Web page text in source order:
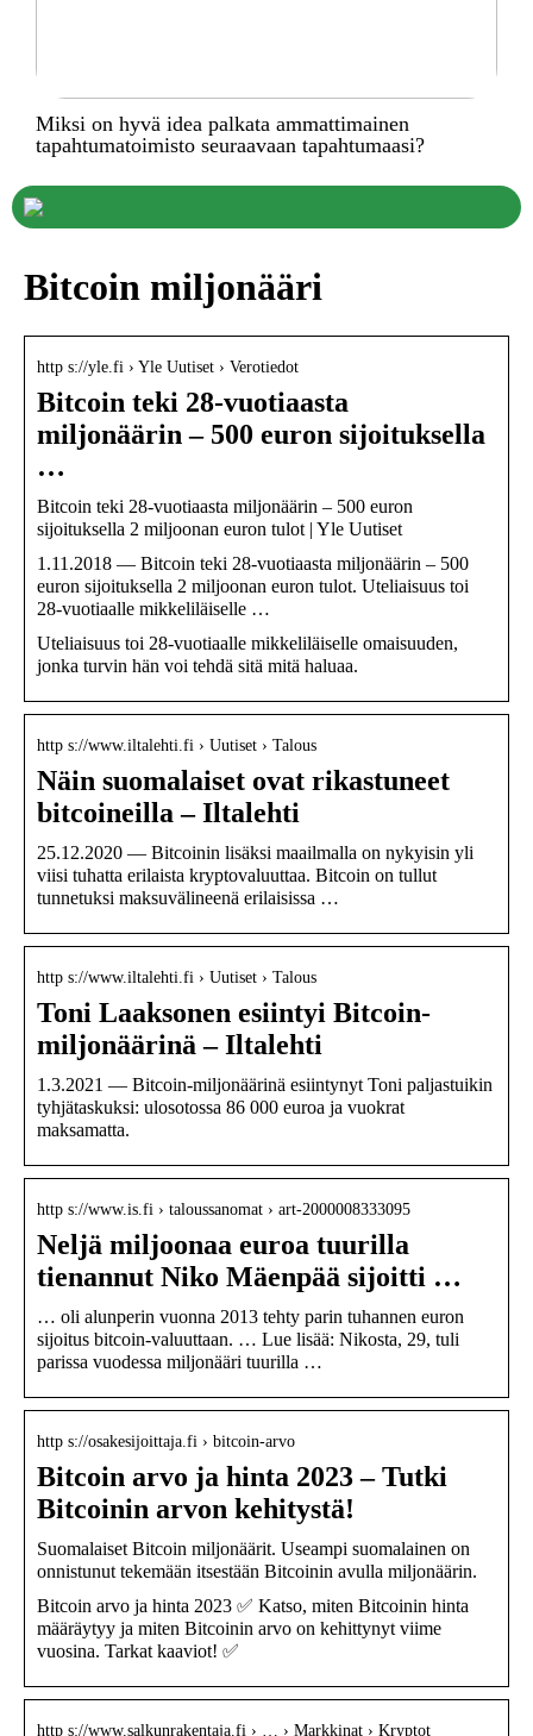
Miksi on hyvä idea palkata ammattimainen
tapahtumatoimisto seuraavaan tapahtumaasi?
Bitcoin miljonääri
http s://yle.fi › Yle Uutiset › Verotiedot
Bitcoin teki 28-vuotiaasta
miljonäärin – 500 euron sijoituksella
…
Bitcoin teki 28-vuotiaasta miljonäärin – 500 euron
sijoituksella 2 miljoonan euron tulot | Yle Uutiset
1.11.2018 — Bitcoin teki 28-vuotiaasta miljonäärin – 500
euron sijoituksella 2 miljoonan euron tulot. Uteliaisuus toi
28-vuotiaalle mikkeliläiselle …
Uteliaisuus toi 28-vuotiaalle mikkeliläiselle omaisuuden,
jonka turvin hän voi tehdä sitä mitä haluaa.
http s://www.iltalehti.fi › Uutiset › Talous
Näin suomalaiset ovat rikastuneet
bitcoineilla – Iltalehti
25.12.2020 — Bitcoinin lisäksi maailmalla on nykyisin yli
viisi tuhatta erilaista kryptovaluuttaa. Bitcoin on tullut
tunnetuksi maksuvälineenä erilaisissa …
http s://www.iltalehti.fi › Uutiset › Talous
Toni Laaksonen esiintyi Bitcoin-
miljonäärinä – Iltalehti
1.3.2021 — Bitcoin-miljonäärinä esiintynyt Toni paljastuikin
tyhjätaskuksi: ulosotossa 86 000 euroa ja vuokrat
maksamatta.
http s://www.is.fi › taloussanomat › art-2000008333095
Neljä miljoonaa euroa tuurilla
tienannut Niko Mäenpää sijoitti …
… oli alunperin vuonna 2013 tehty parin tuhannen euron
sijoitus bitcoin-valuuttaan. … Lue lisää: Nikosta, 29, tuli
parissa vuodessa miljonääri tuurilla …
http s://osakesijoittaja.fi › bitcoin-arvo
Bitcoin arvo ja hinta 2023 – Tutki
Bitcoinin arvon kehitystä!
Suomalaiset Bitcoin miljonäärit. Useampi suomalainen on
onnistunut tekemään itsestään Bitcoinin avulla miljonäärin.
Bitcoin arvo ja hinta 2023 ✅ Katso, miten Bitcoinin hinta
määräytyy ja miten Bitcoinin arvo on kehittynyt viime
vuosina. Tarkat kaaviot! ✅
http s://www.salkunrakentaja.fi › … › Markkinat › Kryptot